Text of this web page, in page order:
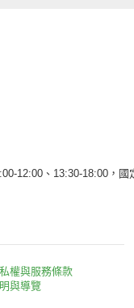
12:00、13:30-18:00，國
權與服務條款
與導覽